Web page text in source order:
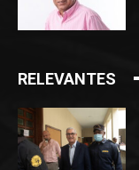
RELEVANTES